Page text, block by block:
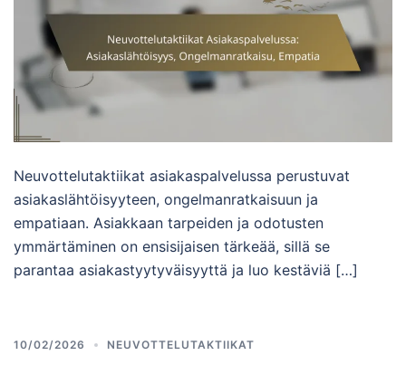
Neuvottelutaktiikat asiakaspalvelussa perustuvat
asiakaslähtöisyyteen, ongelmanratkaisuun ja
empatiaan. Asiakkaan tarpeiden ja odotusten
ymmärtäminen on ensisijaisen tärkeää, sillä se
parantaa asiakastyytyväisyyttä ja luo kestäviä […]
10/02/2026 NEUVOTTELUTAKTIIKAT